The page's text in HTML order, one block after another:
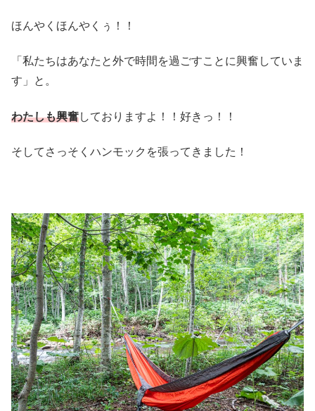
ほんやくほんやくぅ！！
「私たちはあなたと外で時間を過ごすことに興奮していま
す」と。
わたしも興奮しておりますよ！！好きっ！！
そしてさっそくハンモックを張ってきました！